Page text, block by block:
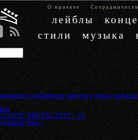
О проекте
лейблы
стили
музыка
сообщества тяжелого рока и металла
»
BRUTAL FEST - 16
тема »